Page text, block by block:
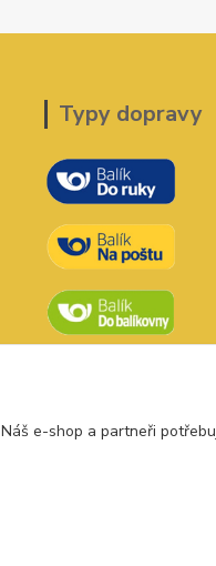
Typy dopravy
Náš e-shop a partneři